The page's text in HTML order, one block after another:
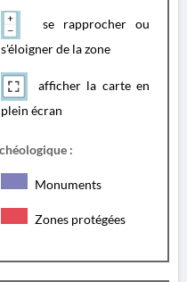
se rapprocher ou
s'éloigner de la zone
afficher la carte en
plein écran
:
Monuments
Zones protégées